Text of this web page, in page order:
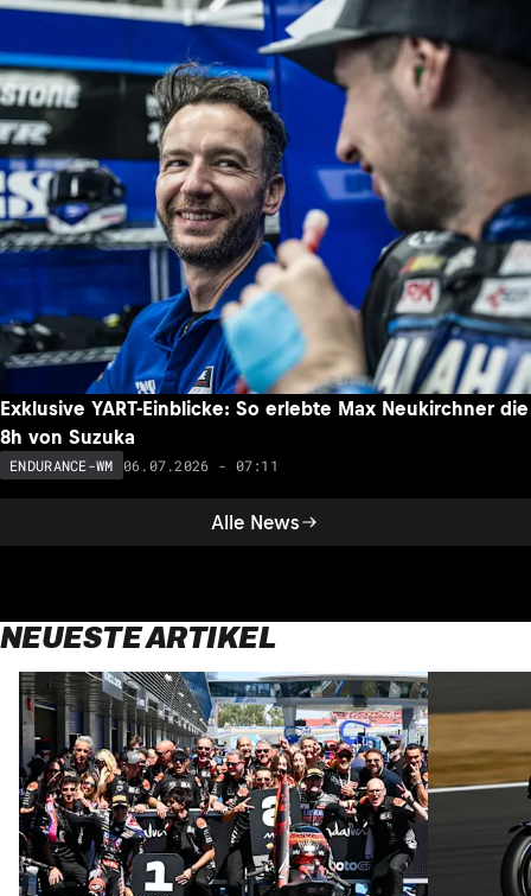
Alle News
Exklusive YART-Einblicke: So erlebte Max Neukirchner die
8h von Suzuka
ENDURANCE-WM 06.07.2026 - 07:11
NEUESTE ARTIKEL